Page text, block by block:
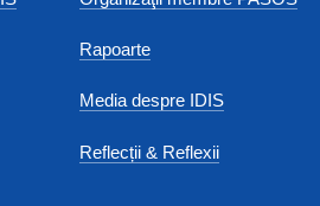
Rapoarte
Media despre IDIS
Reflecții & Reflexii